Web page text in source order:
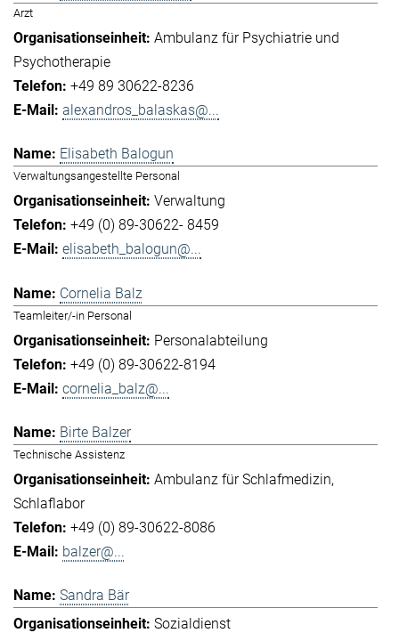
Arzt
Ambulanz für Psychiatrie und
Psychotherapie
+49 89 30622-8236
alexandros_balaskas@...
Elisabeth Balogun
Verwaltungsangestellte Personal
Verwaltung
+49 (0) 89-30622- 8459
elisabeth_balogun@...
Cornelia Balz
Teamleiter/-in Personal
Personalabteilung
+49 (0) 89-30622-8194
cornelia_balz@...
Birte Balzer
Technische Assistenz
Ambulanz für Schlafmedizin
Schlaflabor
+49 (0) 89-30622-8086
balzer@...
Sandra Bär
Sozialdienst